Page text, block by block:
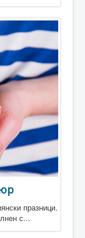
празници.
с...